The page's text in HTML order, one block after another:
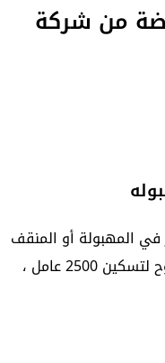
من شركة
في المهبولة أو المنقف
أو الفحيحيل أو الفنطاس ، العدد مفتوح لتسكين 2500 عامل ،